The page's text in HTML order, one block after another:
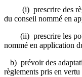
(i) prescrire des
du conseil nommé en
(ii) prescrire les
nommé en application
b) prévoir des
règlements pris en